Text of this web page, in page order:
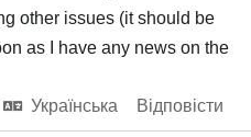
other issues (it should be
as I have any news on the
Українська
Відповісти